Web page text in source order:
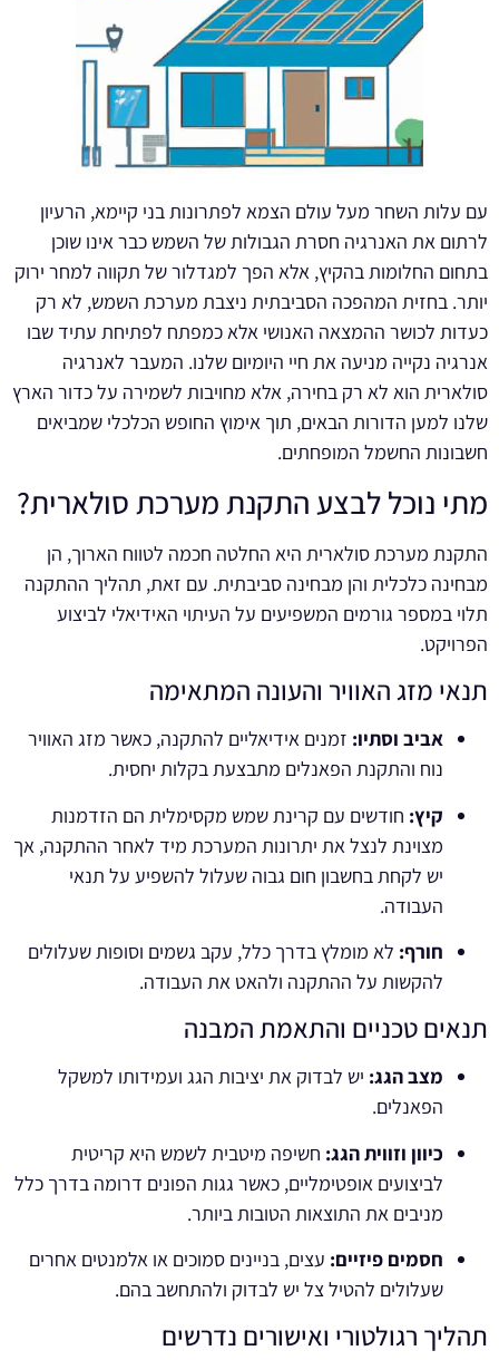
עם עלות השחר מעל עולם הצמא לפתרונות בני קיימא, הרעיון
לרתום את האנרגיה חסרת הגבולות של השמש כבר אינו שוכן
בתחום החלומות בהקיץ, אלא הפך למגדלור של תקווה למחר ירוק
יותר. בחזית המהפכה הסביבתית ניצבת מערכת השמש, לא רק
כעדות לכושר ההמצאה האנושי אלא כמפתח לפתיחת עתיד שבו
אנרגיה נקייה מניעה את חיי היומיום שלנו. המעבר לאנרגיה
סולארית הוא לא רק בחירה, אלא מחויבות לשמירה על כדור הארץ
שלנו למען הדורות הבאים, תוך אימוץ החופש הכלכלי שמביאים
חשבונות החשמל המופחתים.
מתי נוכל לבצע התקנת מערכת סולארית?
התקנת מערכת סולארית היא החלטה חכמה לטווח הארוך, הן
מבחינה כלכלית והן מבחינה סביבתית. עם זאת, תהליך ההתקנה
תלוי במספר גורמים המשפיעים על העיתוי האידיאלי לביצוע
הפרויקט.
תנאי מזג האוויר והעונה המתאימה
אביב וסתיו: זמנים אידיאליים להתקנה, כאשר מזג האוויר
נוח והתקנת הפאנלים מתבצעת בקלות יחסית.
קיץ: חודשים עם קרינת שמש מקסימלית הם הזדמנות
מצוינת לנצל את יתרונות המערכת מיד לאחר ההתקנה, אך
יש לקחת בחשבון חום גבוה שעלול להשפיע על תנאי
העבודה.
חורף: לא מומלץ בדרך כלל, עקב גשמים וסופות שעלולים
להקשות על ההתקנה ולהאט את העבודה.
תנאים טכניים והתאמת המבנה
מצב הגג: יש לבדוק את יציבות הגג ועמידותו למשקל
הפאנלים.
כיוון וזווית הגג: חשיפה מיטבית לשמש היא קריטית
לביצועים אופטימליים, כאשר גגות הפונים דרומה בדרך כלל
מניבים את התוצאות הטובות ביותר.
חסמים פיזיים: עצים, בניינים סמוכים או אלמנטים אחרים
שעלולים להטיל צל יש לבדוק ולהתחשב בהם.
תהליך רגולטורי ואישורים נדרשים